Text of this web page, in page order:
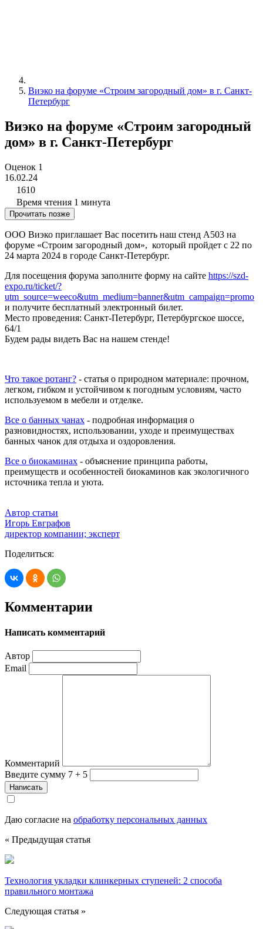
Виэко на форуме «Строим загородный дом» в г. Санкт-
Петербург
Виэко на форуме «Строим загородный
дом» в г. Санкт-Петербург
Оценок 1
16.02.24
1610
Время чтения 1 минута
Прочитать позже
ООО Виэко приглашает Вас посетить наш стенд А503 на
форуме «Строим загородный дом», который пройдет с 22 по
24 марта 2024 в городе Санкт-Петербург.
Для посещения форума заполните форму на сайте https://szd-
expo.ru/ticket/?
utm_source=weeco&utm_medium=banner&utm_campaign=promo
и получите бесплатный электронный билет.
Место проведения: Санкт-Петербург, Петербургское шоссе,
64/1
Будем рады видеть Вас на нашем стенде!
Что такое ротанг? - статья о природном материале: прочном,
легком, гибком и устойчивом к погодным условиям, часто
используемом в мебели и отделке.
Все о банных чанах - подробная информация о
разновидностях, использовании, уходе и преимуществах
банных чанок для отдыха и оздоровления.
Все о биокаминах - объяснение принципа работы,
преимуществ и особенностей биокаминов как экологичного
источника тепла и уюта.
Автор статьи
Игорь Евграфов
директор компании; эксперт
Поделиться:
Комментарии
Написать комментарий
Автор
Email
Комментарий
Введите сумму 7 + 5
Даю согласие на обработку персональных данных
« Предыдущая статья
Технология укладки клинкерных ступеней: 2 способа
правильного монтажа
Следующая статья »